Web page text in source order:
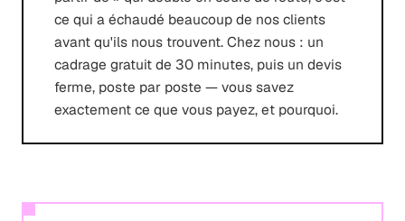
ce qui a échaudé beaucoup de nos clients
avant qu'ils nous trouvent. Chez nous : un
cadrage gratuit de 30 minutes, puis un devis
ferme, poste par poste — vous savez
exactement ce que vous payez, et pourquoi.